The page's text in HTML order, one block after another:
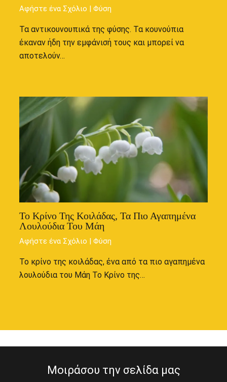
Αφήστε ένα Σχόλιο |Φύση
Τα αντικουνουπικά της φύσης. Τα κουνούπια
έκαναν ήδη την εμφάνισή τους και μπορεί να
αποτελούν…
Το Κρίνο Της Κοιλάδας, Τα Πιο Αγαπημένα
Λουλούδια Του Μάη
Αφήστε ένα Σχόλιο |Φύση
Το κρίνο της κοιλάδας, ένα από τα πιο αγαπημένα
λουλούδια του Μάη Το Κρίνο της…
Μοιράσου την σελίδα μας